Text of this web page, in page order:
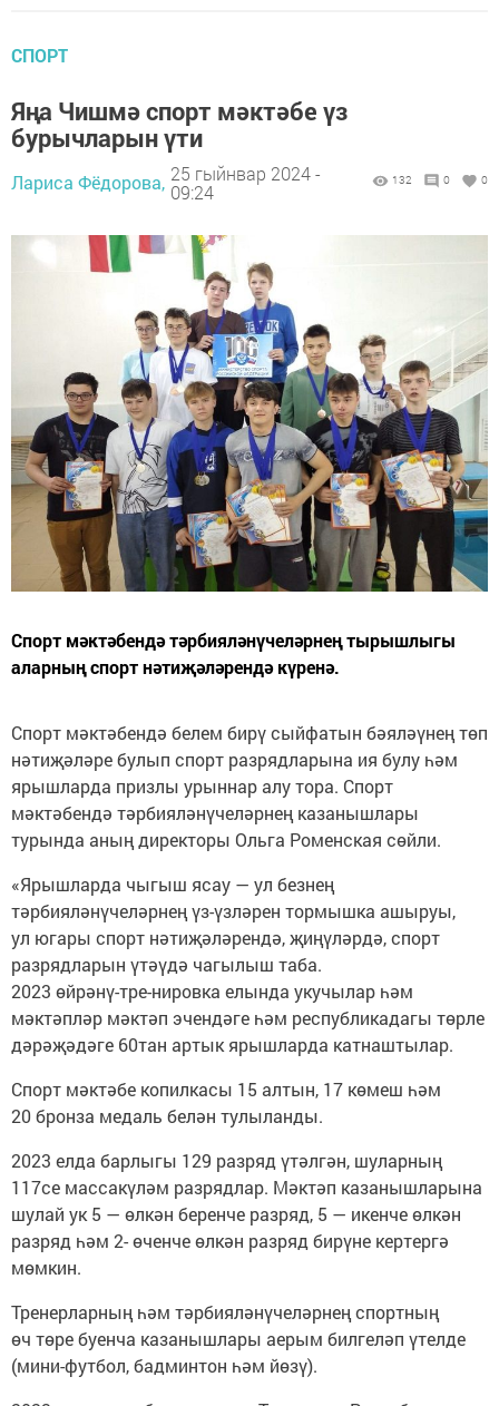
СПОРТ
Яңа Чишмә спорт мәктәбе үз
бурычларын үти
Лариса Фёдорова, 25 гыйнвар 2024 -
09:24
132 0 0
Спорт мәктәбендә тәрбияләнүчеләрнең тырышлыгы
аларның спорт нәтиҗәләрендә күренә.
Спорт мәктәбендә белем бирү сыйфатын бәяләүнең төп
нәтиҗәләре булып спорт разрядларына ия булу һәм
ярышларда призлы урыннар алу тора. Спорт
мәктәбендә тәрбияләнүчеләрнең казанышлары
турында аның директоры Ольга Роменская сөйли.
«Ярышларда чыгыш ясау — ул безнең
тәрбияләнүчеләрнең үз-үзләрен тормышка ашыруы,
ул югары спорт нәтиҗәләрендә, җиңүләрдә, спорт
разрядларын үтәүдә чагылыш таба.
2023 өйрәнү-тре-нировка елында укучылар һәм
мәктәпләр мәктәп эчендәге һәм республикадагы төрле
дәрәҗәдәге 60тан артык ярышларда катнаштылар.
Спорт мәктәбе копилкасы 15 алтын, 17 көмеш һәм
20 бронза медаль белән тулыланды.
2023 елда барлыгы 129 разряд үтәлгән, шуларның
117се массакүләм разрядлар. Мәктәп казанышларына
шулай ук 5 — өлкән беренче разряд, 5 — икенче өлкән
разряд һәм 2- өченче өлкән разряд бирүне кертергә
мөмкин.
Тренерларның һәм тәрбияләнүчеләрнең спортның
өч төре буенча казанышлары аерым билгеләп үтелде
(мини-футбол, бадминтон һәм йөзү).